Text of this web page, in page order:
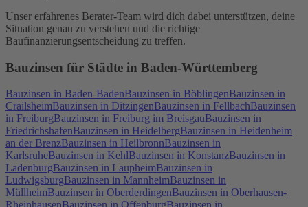
Unser erfahrenes Berater-Team wird dich dabei unterstützen, deine
Situation genau zu verstehen und die richtige
Baufinanzierungsentscheidung zu treffen.
Bauzinsen für Städte in Baden-Württemberg
Bauzinsen in Baden-BadenBauzinsen in BöblingenBauzinsen in
CrailsheimBauzinsen in DitzingenBauzinsen in FellbachBauzinsen
in FreiburgBauzinsen in Freiburg im BreisgauBauzinsen in
FriedrichshafenBauzinsen in HeidelbergBauzinsen in Heidenheim
an der BrenzBauzinsen in HeilbronnBauzinsen in
KarlsruheBauzinsen in KehlBauzinsen in KonstanzBauzinsen in
LadenburgBauzinsen in LaupheimBauzinsen in
LudwigsburgBauzinsen in MannheimBauzinsen in
MüllheimBauzinsen in OberderdingenBauzinsen in Oberhausen-